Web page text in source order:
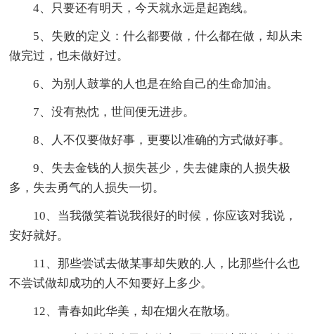
4、只要还有明天，今天就永远是起跑线。
5、失败的定义：什么都要做，什么都在做，却从未
做完过，也未做好过。
6、为别人鼓掌的人也是在给自己的生命加油。
7、没有热忱，世间便无进步。
8、人不仅要做好事，更要以准确的方式做好事。
9、失去金钱的人损失甚少，失去健康的人损失极
多，失去勇气的人损失一切。
10、当我微笑着说我很好的时候，你应该对我说，
安好就好。
11、那些尝试去做某事却失败的.人，比那些什么也
不尝试做却成功的人不知要好上多少。
12、青春如此华美，却在烟火在散场。